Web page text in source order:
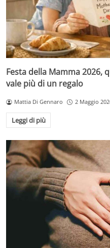
Festa della Mamma 2026,
vale più di un regalo
Mattia Di Gennaro 2 Maggio
Leggi di più